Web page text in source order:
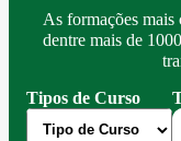
As formações mais
dentre mais de
Tipos de Curso